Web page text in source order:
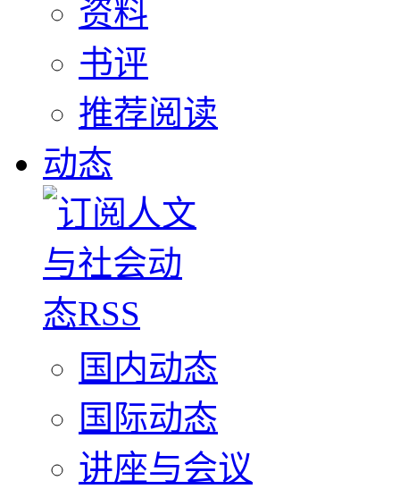
资料
书评
推荐阅读
动态
国内动态
国际动态
讲座与会议